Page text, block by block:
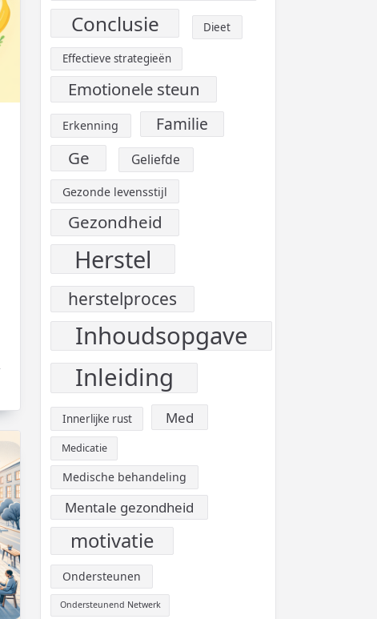
Conclusie Dieet
Effectieve strategieën
Emotionele steun
Erkenning Familie
Ge Geliefde
Gezonde levensstijl
Gezondheid
Herstel
herstelproces
Inhoudsopgave
Inleiding
Innerlijke rust Med
Medicatie
Medische behandeling
Mentale gezondheid
motivatie
Ondersteunen
Ondersteunend Netwerk